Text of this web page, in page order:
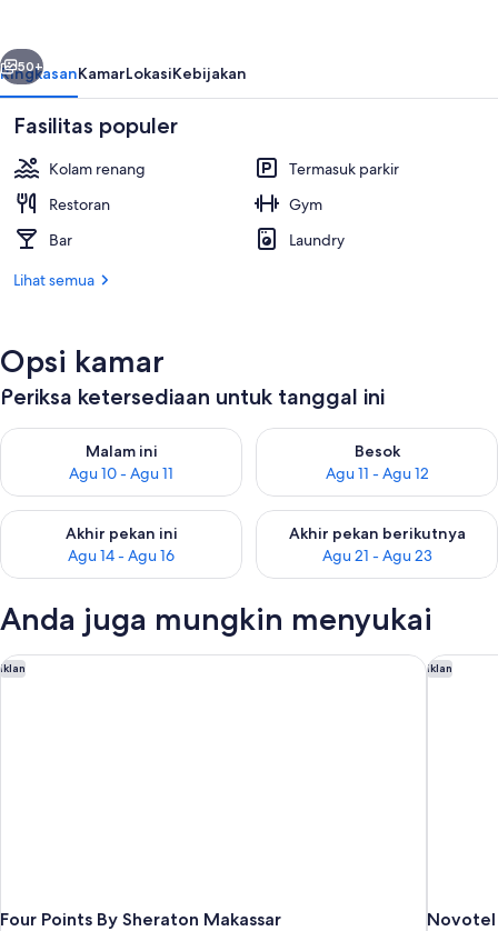
Dafam
Berikutnya
50+
RingkasanKamarLokasiKebijakan
Fasilitas populer
Kolam renang
Termasuk parkir
Restoran
Gym
Bar
Laundry
Lihat semua
Opsi kamar
Periksa ketersediaan untuk tanggal ini
Malam ini
Agu 10 - Agu 11
Periksa ketersediaan untuk malam ini Agu 10 - Agu 11
Besok
Agu 11 - Agu 12
Periksa ketersediaan untuk
Akhir pekan ini
Agu 14 - Agu 16
Periksa ketersediaan untuk akhir pekan ini Agu 14 - Agu 16
Akhir pekan berikutnya
Agu 21 - Agu 23
Periksa ketersediaan untuk
Anda juga mungkin menyukai
Iklan
Four Points By Sheraton Makassar
Four Points By Sheraton Makassar Iklan
Novotel
Novotel